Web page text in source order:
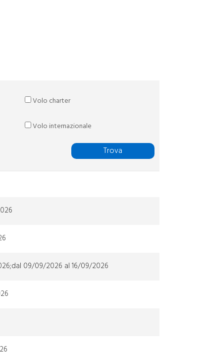
Volo charter
Volo internazionale
Trova
09/09/2026 al 16/09/2026